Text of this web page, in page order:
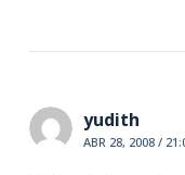
yudith
ABR 28, 2008 /